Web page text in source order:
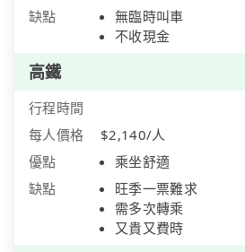
缺點
無臨時叫車
不收現金
高鐵
行程時間
每人價格
$2,140/人
優點
乘坐舒適
缺點
旺季一票難求
需多次轉乘
又貴又費時